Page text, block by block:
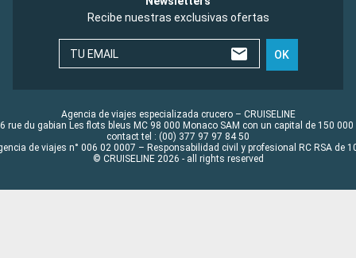
Recibe nuestras exclusivas ofertas
TU EMAIL OK
Agencia de viajes especializada crucero – CRUISELINE
rue du gabian Les flots bleus MC 98 000 Monaco SAM con un capital de 150 000
contact tel : (00) 377 97 97 84 50
de viajes n° 006 02 0007 – Responsabilidad civil y profesional RC RSA de
© CRUISELINE 2026 - all rights reserved